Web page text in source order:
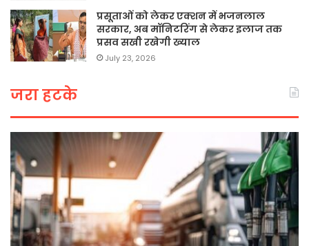
प्रसूताओं को लेकर एक्शन में भजनलाल
सरकार, अब मॉनिटरिंग से लेकर इलाज तक
प्रसव सखी रखेगी ख्याल
July 23, 2026
जरा हटके